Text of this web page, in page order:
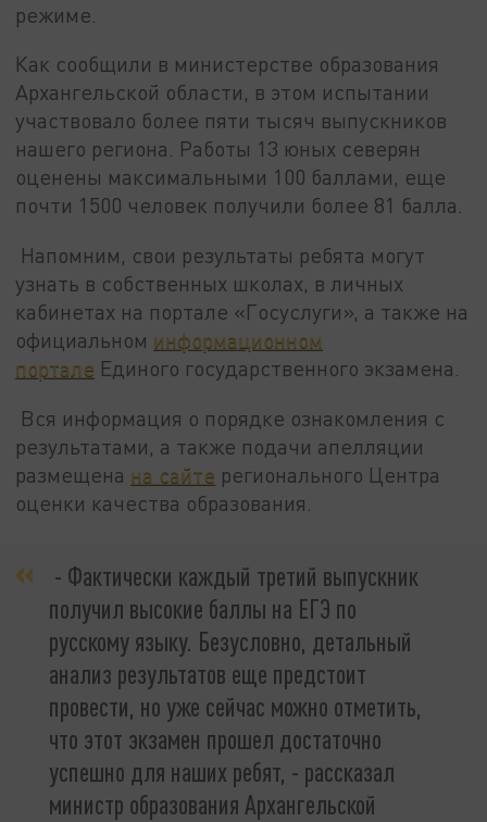
режиме.
Как сообщили в министерстве образования
Архангельской области, в этом испытании
участвовало более пяти тысяч выпускников
нашего региона. Работы 13 юных северян
оценены максимальными 100 баллами, еще
почти 1500 человек получили более 81 балла.
Напомним, свои результаты ребята могут
узнать в собственных школах, в личных
кабинетах на портале «Госуслуги», а также на
официальном информационном
портале Единого государственного экзамена.
Вся информация о порядке ознакомления с
результатами, а также подачи апелляции
размещена на сайте регионального Центра
оценки качества образования.
- Фактически каждый третий выпускник
получил высокие баллы на ЕГЭ по
русскому языку. Безусловно, детальный
анализ результатов еще предстоит
провести, но уже сейчас можно отметить,
что этот экзамен прошел достаточно
успешно для наших ребят, - рассказал
министр образования Архангельской